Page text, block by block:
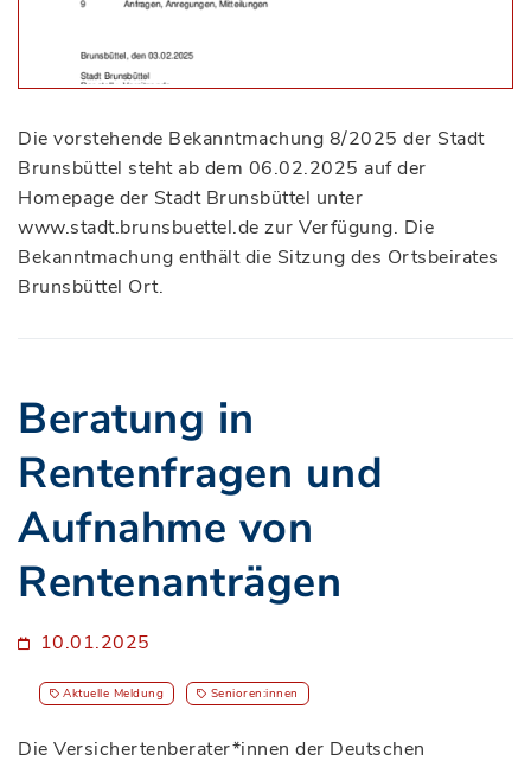
Die vorstehende Bekanntmachung 8/2025 der Stadt
Brunsbüttel steht ab dem 06.02.2025 auf der
Homepage der Stadt Brunsbüttel unter
www.stadt.brunsbuettel.de zur Verfügung. Die
Bekanntmachung enthält die Sitzung des Ortsbeirates
Brunsbüttel Ort.
Beratung in
Rentenfragen und
Aufnahme von
Rentenanträgen
10.01.2025
Aktuelle Meldung Senioren:innen
Die Versichertenberater*innen der Deutschen